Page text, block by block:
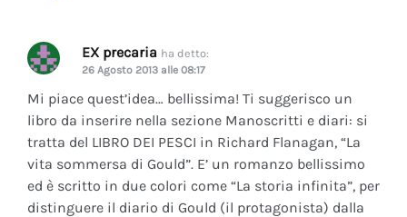
EX precaria ha detto:
26 Agosto 2013 alle 08:17
Mi piace quest’idea… bellissima! Ti suggerisco un
libro da inserire nella sezione Manoscritti e diari: si
tratta del LIBRO DEI PESCI in Richard Flanagan, “La
vita sommersa di Gould”. E’ un romanzo bellissimo
ed è scritto in due colori come “La storia infinita”, per
distinguere il diario di Gould (il protagonista) dalla